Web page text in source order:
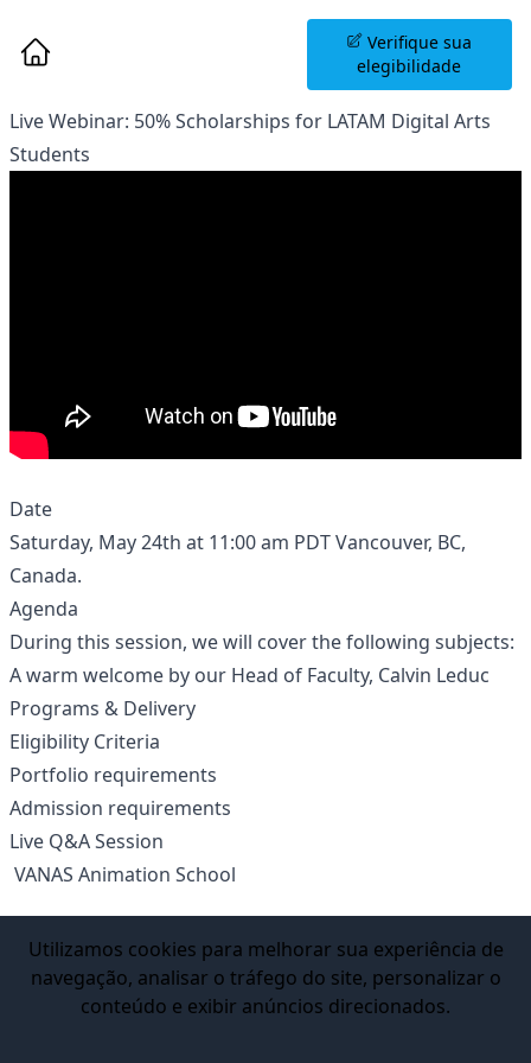
Verifique sua
elegibilidade
Live Webinar: 50% Scholarships for LATAM Digital Arts
Students
Date
Saturday, May 24th at 11:00 am PDT Vancouver, BC,
Canada.
Agenda
During this session, we will cover the following subjects:
A warm welcome by our Head of Faculty, Calvin Leduc
Programs & Delivery
Eligibility Criteria
Portfolio requirements
Admission requirements
Live Q&A Session
VANAS Animation School
Utilizamos cookies para melhorar sua experiência de
navegação, analisar o tráfego do site, personalizar o
conteúdo e exibir anúncios direcionados.